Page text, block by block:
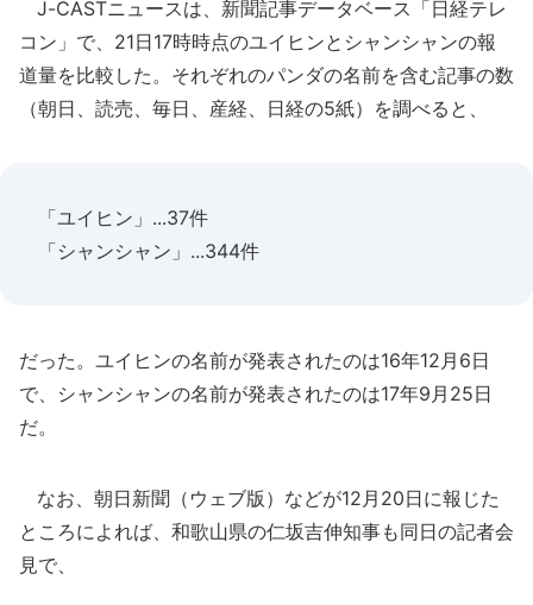
J-CASTニュースは、新聞記事データベース「日経テレ
コン」で、21日17時時点のユイヒンとシャンシャンの報
道量を比較した。それぞれのパンダの名前を含む記事の数
（朝日、読売、毎日、産経、日経の5紙）を調べると、
「ユイヒン」...37件
「シャンシャン」...344件
だった。ユイヒンの名前が発表されたのは16年12月6日
で、シャンシャンの名前が発表されたのは17年9月25日
だ。
なお、朝日新聞（ウェブ版）などが12月20日に報じた
ところによれば、和歌山県の仁坂吉伸知事も同日の記者会
見で、